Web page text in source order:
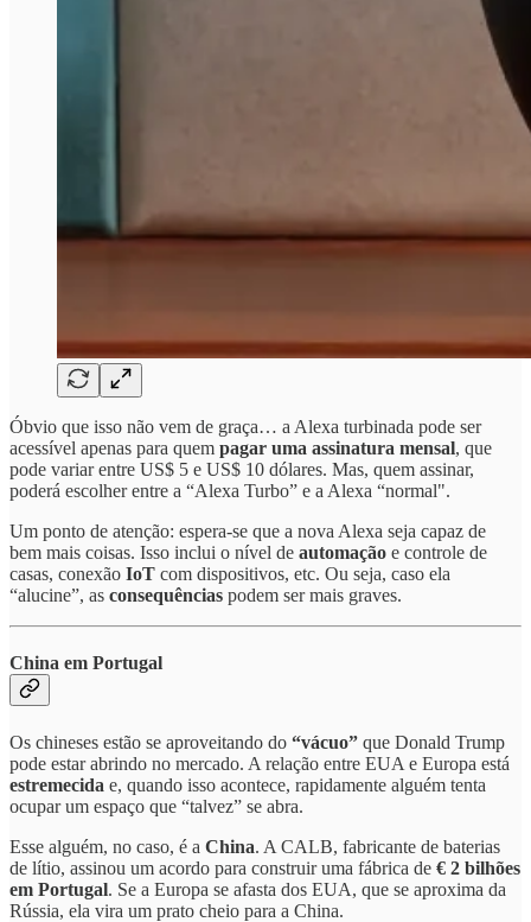
Óbvio que isso não vem de graça… a Alexa turbinada pode ser
acessível apenas para quem pagar uma assinatura mensal, que
pode variar entre US$ 5 e US$ 10 dólares. Mas, quem assinar,
poderá escolher entre a “Alexa Turbo” e a Alexa “normal".
Um ponto de atenção: espera-se que a nova Alexa seja capaz de
bem mais coisas. Isso inclui o nível de automação e controle de
casas, conexão IoT com dispositivos, etc. Ou seja, caso ela
“alucine”, as consequências podem ser mais graves.
China em Portugal
Os chineses estão se aproveitando do “vácuo” que Donald Trump
pode estar abrindo no mercado. A relação entre EUA e Europa está
estremecida e, quando isso acontece, rapidamente alguém tenta
ocupar um espaço que “talvez” se abra.
Esse alguém, no caso, é a China. A CALB, fabricante de baterias
de lítio, assinou um acordo para construir uma fábrica de € 2 bilhões
em Portugal. Se a Europa se afasta dos EUA, que se aproxima da
Rússia, ela vira um prato cheio para a China.